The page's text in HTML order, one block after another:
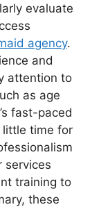
evaluate
agency.
and
attention to
as age
fast-paced
time for
services
training to
these